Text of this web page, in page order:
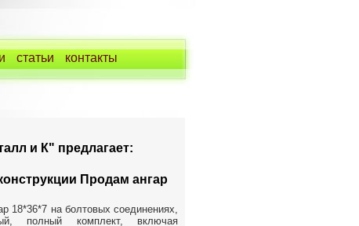
статьи контакты
и К" предлагает:
Продам ангар
18*36*7 на болтовых соединениях,
полный комплект, включая